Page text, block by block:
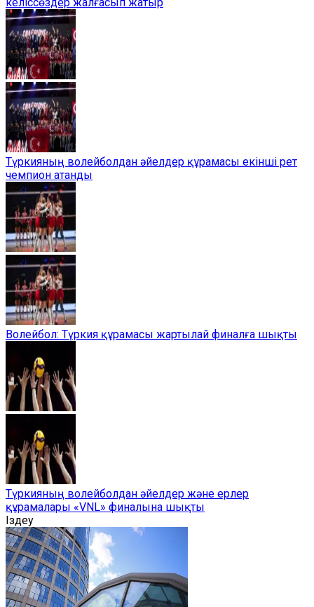
Түркияның волейболдан әйелдер құрамасы екінші рет
чемпион атанды
Волейбол: Түркия құрамасы жартылай финалға шықты
Түркияның волейболдан әйелдер және ерлер
құрамалары «VNL» финалына шықты
Іздеу